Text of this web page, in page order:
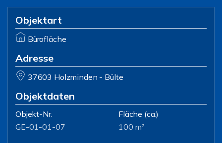
Objektart
Bürofläche
Adresse
37603 Holzminden - Bülte
Objektdaten
Objekt-Nr.
GE-01-01-07
Fläche (ca.)
100 m²